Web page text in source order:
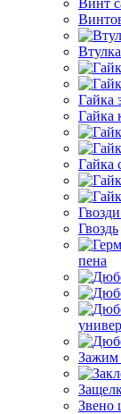
Винт
Гайка
Гайка
Гайка
Гвоздь
пена
Зажим
Звено